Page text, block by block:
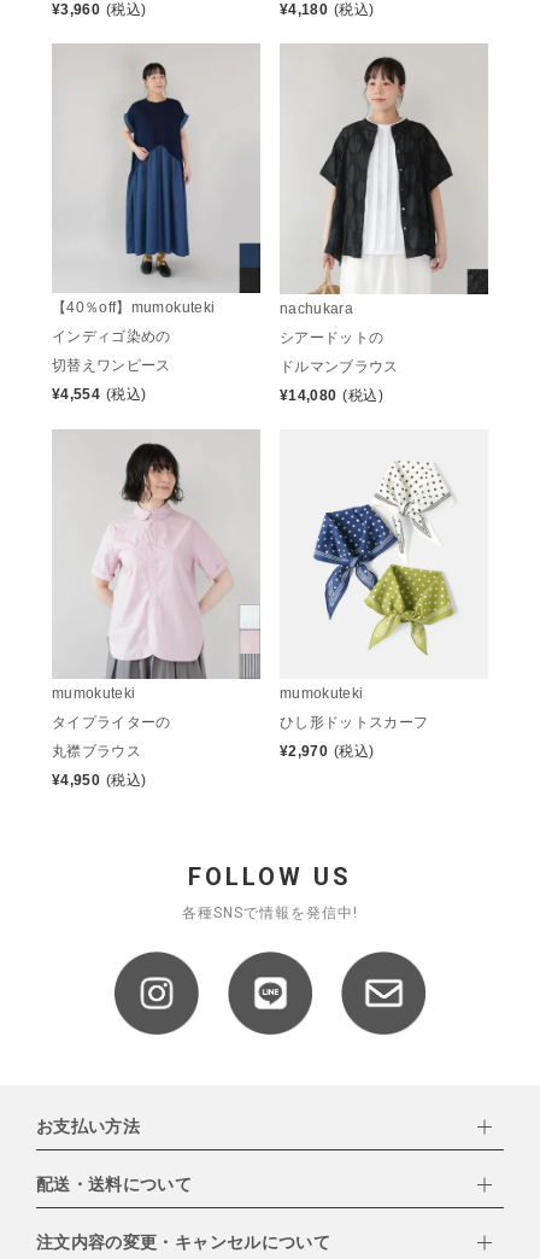
¥3,960 (税込)
¥4,180 (税込)
【40％off】mumokuteki
インディゴ染めの
切替えワンピース
¥4,554 (税込)
nachukara
シアードットの
ドルマンブラウス
¥14,080 (税込)
mumokuteki
タイプライターの
丸襟ブラウス
¥4,950 (税込)
mumokuteki
ひし形ドットスカーフ
¥2,970 (税込)
FOLLOW US
各種SNSで情報を発信中!
お支払い方法
下記お支払い方法よりお選びいただけます。
・クレジットカード（VISA,mastercard,JCB,AMERICAN
EXPRESS,Diners Club）
配送・送料について
配達業者：日本郵便
注文内容の変更・キャンセルについて